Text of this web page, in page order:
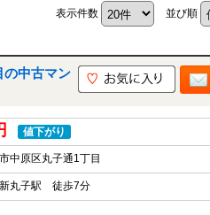
表示件数 並び順
中古マン
値下がり
中原区丸子通1丁目
丸子駅 徒歩7分